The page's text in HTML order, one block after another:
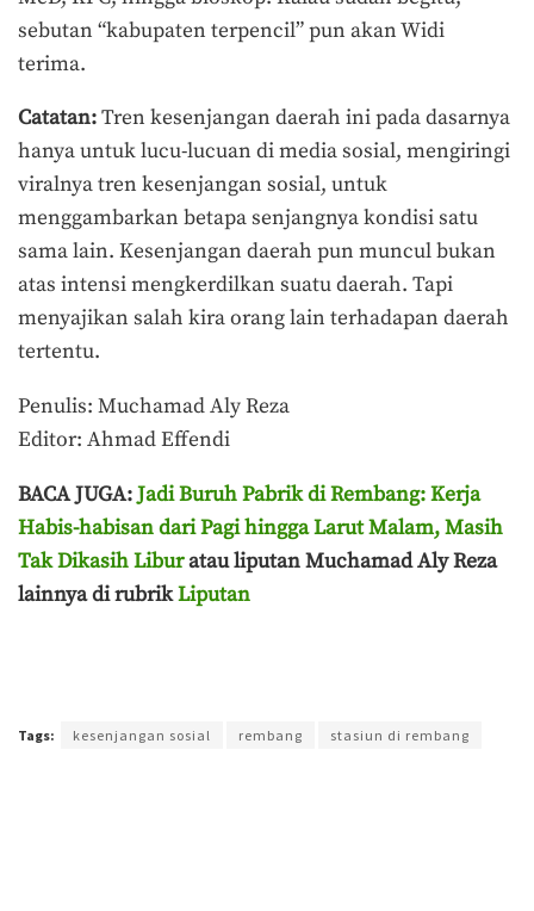
sebutan “kabupaten terpencil” pun akan Widi
terima.
Catatan:Tren kesenjangan daerah ini pada dasarnya
hanya untuk lucu-lucuan di media sosial, mengiringi
viralnya tren kesenjangan sosial, untuk
menggambarkan betapa senjangnya kondisi satu
sama lain. Kesenjangan daerah pun muncul bukan
atas intensi mengkerdilkan suatu daerah. Tapi
menyajikan salah kira orang lain terhadapan daerah
tertentu.
Penulis: Muchamad Aly Reza
Editor: Ahmad Effendi
BACA JUGA:Jadi Buruh Pabrik di Rembang: Kerja
Habis-habisan dari Pagi hingga Larut Malam, Masih
Tak Dikasih Liburatau liputan Muchamad Aly Reza
lainnya di rubrikLiputan
Tags: kesenjangan sosial rembang stasiun di rembang